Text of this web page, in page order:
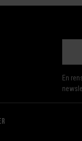
En